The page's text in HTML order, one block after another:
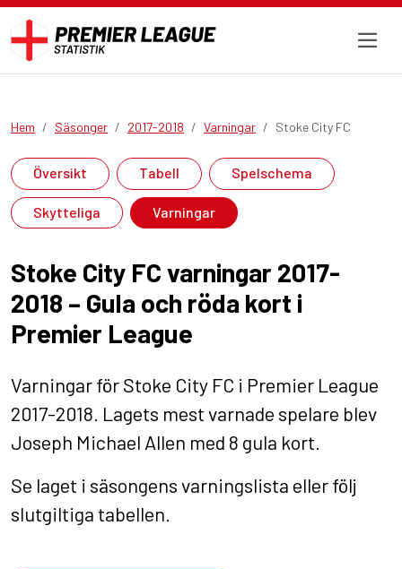
Hem Säsonger 2017-2018 Varningar Stoke City FC
Översikt Tabell Spelschema
Skytteliga Varningar
Stoke City FC varningar 2017-
2018 – Gula och röda kort i
Premier League
Varningar för Stoke City FC i Premier League
2017-2018. Lagets mest varnade spelare blev
Joseph Michael Allen med 8 gula kort.
Se laget i säsongens varningslista eller följ
slutgiltiga tabellen